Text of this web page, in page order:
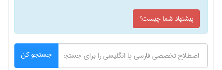
پیشنهاد شما چیست؟
جستجو کن